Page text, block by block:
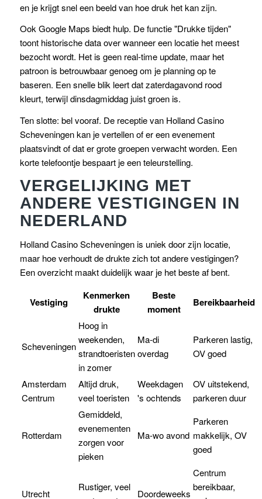
en je krijgt snel een beeld van hoe druk het kan zijn.
Ook Google Maps biedt hulp. De functie "Drukke tijden"
toont historische data over wanneer een locatie het meest
bezocht wordt. Het is geen real-time update, maar het
patroon is betrouwbaar genoeg om je planning op te
baseren. Een snelle blik leert dat zaterdagavond rood
kleurt, terwijl dinsdagmiddag juist groen is.
Ten slotte: bel vooraf. De receptie van Holland Casino
Scheveningen kan je vertellen of er een evenement
plaatsvindt of dat er grote groepen verwacht worden. Een
korte telefoontje bespaart je een teleurstelling.
VERGELIJKING MET
ANDERE VESTIGINGEN IN
NEDERLAND
Holland Casino Scheveningen is uniek door zijn locatie,
maar hoe verhoudt de drukte zich tot andere vestigingen?
Een overzicht maakt duidelijk waar je het beste af bent.
Vestiging
Kenmerken
drukte
Beste
moment
Bereikbaarheid
Scheveningen
Hoog in
weekenden,
strandtoeristen
in zomer
Ma-di
overdag
Parkeren lastig,
OV goed
Amsterdam
Centrum
Altijd druk,
veel toeristen
Weekdagen
's ochtends
OV uitstekend,
parkeren duur
Rotterdam
Gemiddeld,
evenementen
zorgen voor
pieken
Ma-wo avond
Parkeren
makkelijk, OV
goed
Utrecht
Rustiger, veel
Doordeweeks
Centrum
bereikbaar,